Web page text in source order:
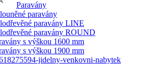
Paravány
paravány
paravány LINE
paravány ROUND
s výškou 1600 mm
s výškou 1900 mm